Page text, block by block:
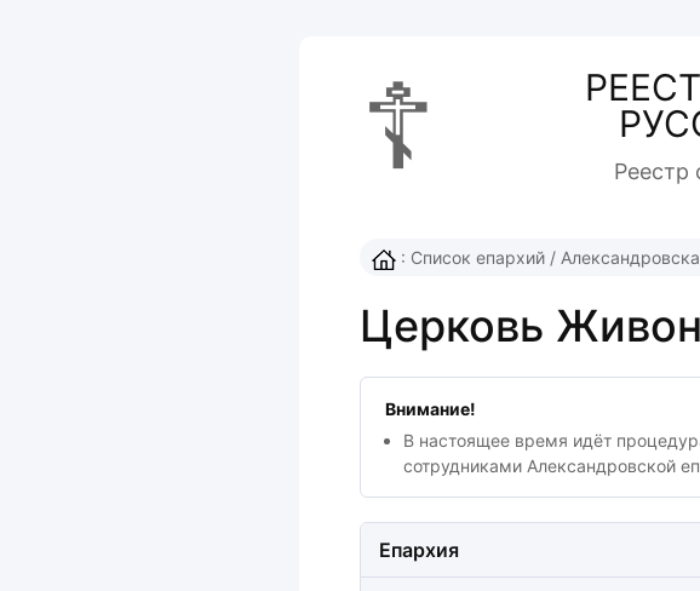
☦ Реестр
: Список епархий /
Церковь
Внимание!
В настоящее время идёт
сотрудниками Александровской
Епархия